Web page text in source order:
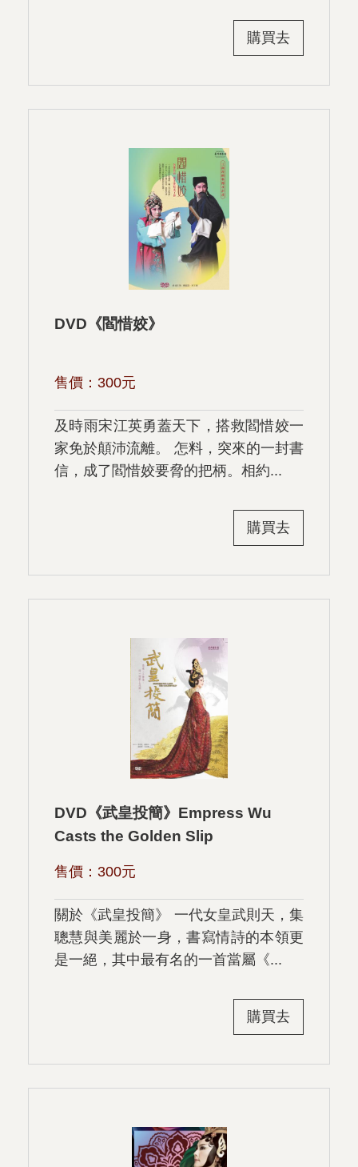
購買去
DVD《閻惜姣》
售價： 300元
及時雨宋江英勇蓋天下，搭救閻惜姣一
家免於顛沛流離。 怎料，突來的一封書
信，成了閻惜姣要脅的把柄。相約...
購買去
DVD《武皇投簡》Empress Wu
Casts the Golden Slip
售價： 300元
關於《武皇投簡》 一代女皇武則天，集
聰慧與美麗於一身，書寫情詩的本領更
是一絕，其中最有名的一首當屬《...
購買去